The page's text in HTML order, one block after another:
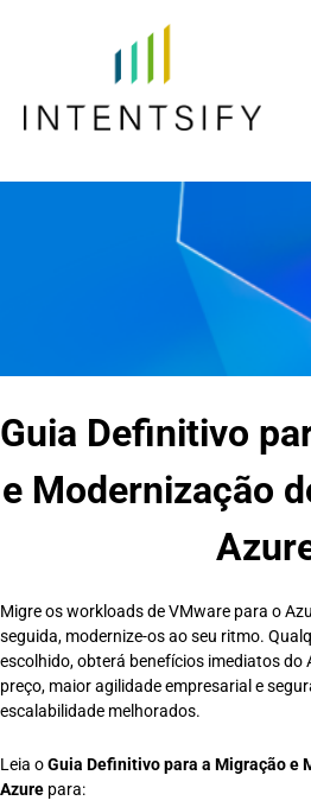
Guia Definitivo
e Modernização
Migre os workloads de VMware para o
seguida, modernize-os ao seu ritmo.
escolhido, obterá benefícios imediatos do
preço, maior agilidade empresarial e
escalabilidade melhorados.
Leia oGuia Definitivo para a Migração e
Azure para: